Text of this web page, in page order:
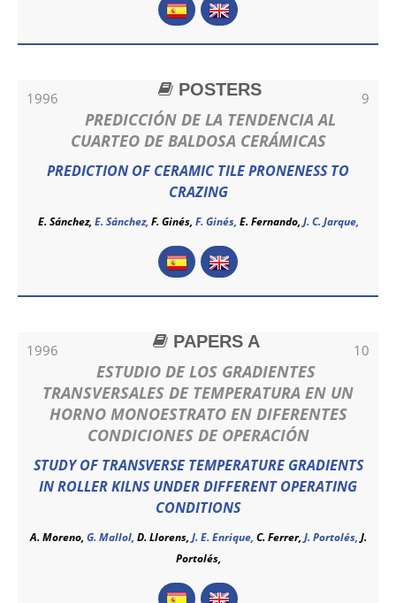
1996 9
POSTERS
PREDICCIÓN DE LA TENDENCIA AL
CUARTEO DE BALDOSA CERÁMICAS
PREDICTION OF CERAMIC TILE PRONENESS TO
CRAZING
E. Sánchez, E. Sánchez, F. Ginés, F. Ginés, E. Fernando, J. C. Jarque,
1996 10
PAPERS A
ESTUDIO DE LOS GRADIENTES
TRANSVERSALES DE TEMPERATURA EN UN
HORNO MONOESTRATO EN DIFERENTES
CONDICIONES DE OPERACIÓN
STUDY OF TRANSVERSE TEMPERATURE GRADIENTS
IN ROLLER KILNS UNDER DIFFERENT OPERATING
CONDITIONS
A. Moreno, G. Mallol, D. Llorens, J. E. Enrique, C. Ferrer, J. Portolés, J.
Portolés,